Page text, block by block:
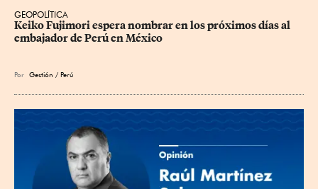
GEOPOLÍTICA
Keiko Fujimori espera nombrar en los próximos días al
embajador de Perú en México
Por Gestión / Perú